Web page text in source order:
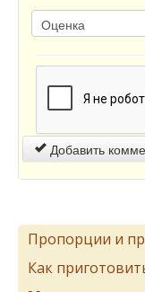
Добавить
Пропорции и
Как